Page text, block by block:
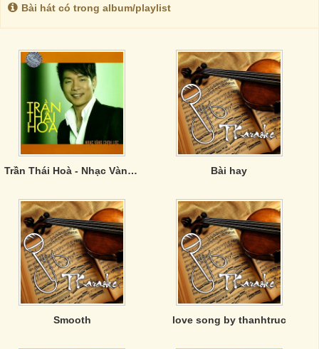
Bài hát có trong album/playlist
Trần Thái Hoà - Nhạc Vàng Chọn Lọc Bài hay
Smooth love song by thanhtruc